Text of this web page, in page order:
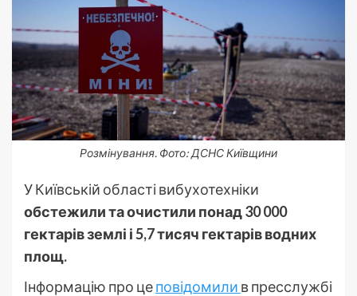
Розмінування. Фото: ДСНС Київщини
У Київській області вибухотехніки
обстежили та очистили понад 30 000
гектарів землі і 5,7 тисяч гектарів водних
площ.
Інформацію про цеповідомили в пресслужбі